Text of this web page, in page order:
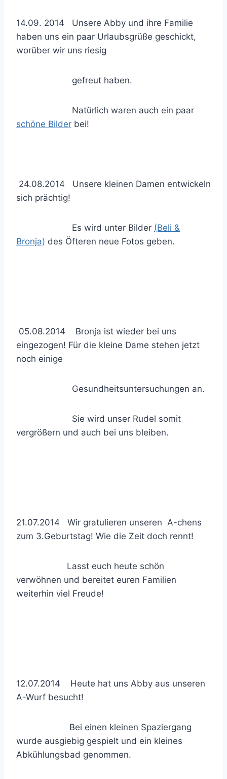
14.09. 2014 Unsere Abby und ihre Familie
haben uns ein paar Urlaubsgrüße geschickt,
worüber wir uns riesig
gefreut haben.
Natürlich waren auch ein paar
schöne Bilder bei!
24.08.2014 Unsere kleinen Damen entwickeln
sich prächtig!
Es wird unter Bilder (Beli &
Bronja) des Öfteren neue Fotos geben.
05.08.2014 Bronja ist wieder bei uns
eingezogen! Für die kleine Dame stehen jetzt
noch einige
Gesundheitsuntersuchungen an.
Sie wird unser Rudel somit
vergrößern und auch bei uns bleiben.
21.07.2014 Wir gratulieren unseren A-chens
zum 3.Geburtstag! Wie die Zeit doch rennt!
Lasst euch heute schön
verwöhnen und bereitet euren Familien
weiterhin viel Freude!
12.07.2014 Heute hat uns Abby aus unseren
A-Wurf besucht!
Bei einen kleinen Spaziergang
wurde ausgiebig gespielt und ein kleines
Abkühlungsbad genommen.